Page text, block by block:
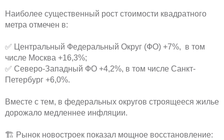
Наиболее существенный рост стоимости квадратного
метра отмечен в:
✅ Центральный Федеральный Округ (ФО) +7%, в том
числе Москва +16,3%;
✅ Северо-Западный ФО +4,2%, в том числе Санкт-
Петербург +6,0%.
Вместе с тем, в федеральных округов строящееся жилье
дорожало медленнее инфляции.
🏗 Рынок новостроек показал мощное восстановление: